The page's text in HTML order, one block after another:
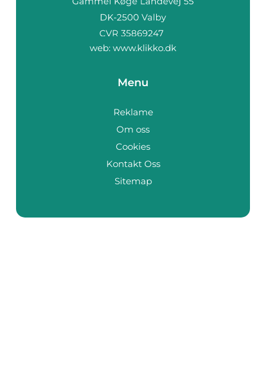
web: www.klikko.dk
Menu
Reklame
Om oss
Cookies
Kontakt Oss
Sitemap